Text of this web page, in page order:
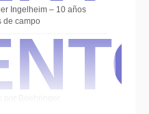
Ingelheim – 10 años
de campo